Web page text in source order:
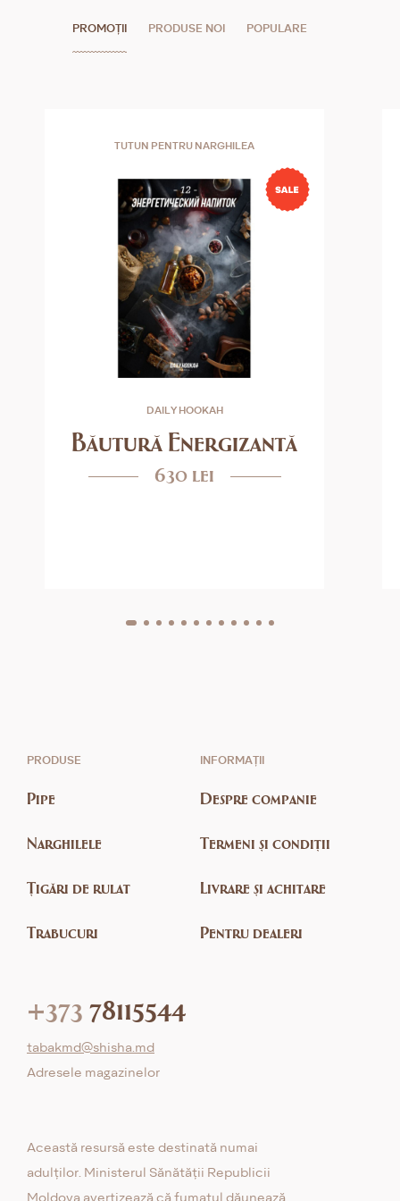
PROMOȚII PRODUSE NOI POPULARE
TUTUN PENTRU NARGHILEA
DAILY HOOKAH
Băutură Energizantă
630 lei
PRODUSE
Pipe
Narghilele
Țigări de rulat
Trabucuri
INFORMAȚII
Despre companie
Termeni și condiții
Livrare și achitare
Pentru dealeri
+373 78115544
tabakmd@shisha.md
Adresele magazinelor
Această resursă este destinată numai
adulților. Ministerul Sănătății Republicii
Moldova avertizează că fumatul dăunează